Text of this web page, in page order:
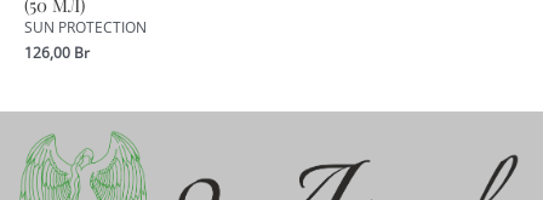
SUN PROTECTION
126,00 Br